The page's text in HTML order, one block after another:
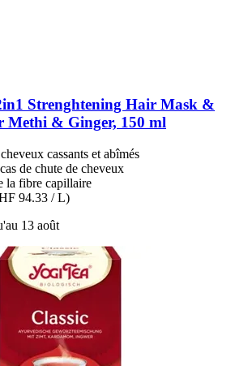
Strenghtening Hair Mask &
Methi & Ginger, 150 ml
cassants et abîmés
de chute de cheveux
la fibre capillaire
94.33 / L)
13 août